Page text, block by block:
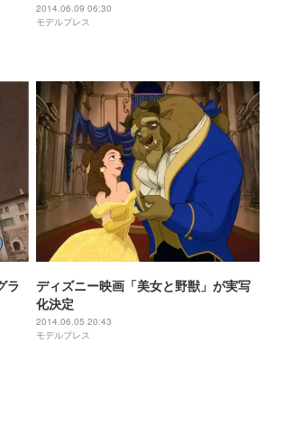
2014.06.09 06:30
モデルプレス
ラ
ディズニー映画「美女と野獣」が実写
化決定
2014.06.05 20:43
モデルプレス